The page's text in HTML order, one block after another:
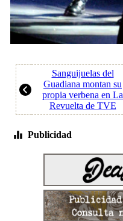
Sanguijuelas del
Guadiana montan su
propia verbena en La
Revuelta de TVE
Publicidad